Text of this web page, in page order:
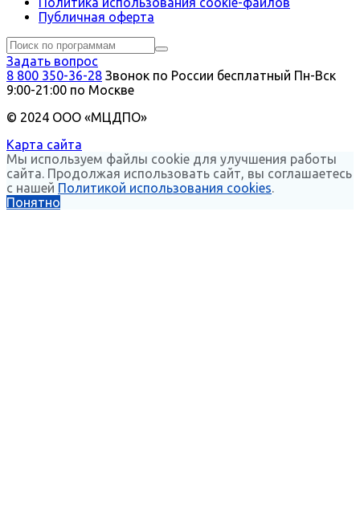
Публичная оферта
Задать вопрос
8 800 350-36-28 Звонок по России бесплатный Пн-Вск
9:00-21:00 по Москве
© 2024 ООО «МЦДПО»
Карта сайта
Мы используем файлы cookie для улучшения работы
сайта. Продолжая использовать сайт, вы соглашаетесь
с нашей Политикой использования cookies
Понятно